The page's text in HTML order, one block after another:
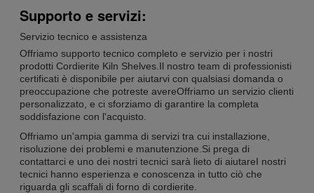
Supporto e servizi:
Servizio tecnico e assistenza
Offriamo supporto tecnico completo e servizio per i nostri
prodotti Cordierite Kiln Shelves.Il nostro team di professionisti
certificati è disponibile per aiutarvi con qualsiasi domanda o
preoccupazione che potreste avereOffriamo un servizio clienti
personalizzato, e ci sforziamo di garantire la completa
soddisfazione con l'acquisto.
Offriamo un'ampia gamma di servizi tra cui installazione,
risoluzione dei problemi e manutenzione.Si prega di
contattarci e uno dei nostri tecnici sarà lieto di aiutareI nostri
tecnici hanno esperienza e conoscenza in tutto ciò che
riguarda gli scaffali di forno di cordierite.